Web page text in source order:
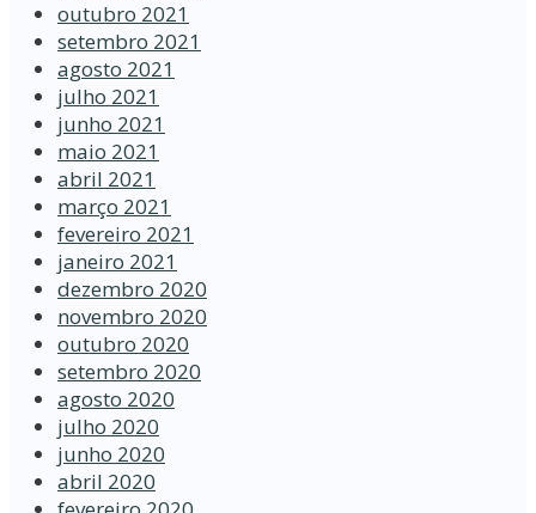
outubro 2021
setembro 2021
agosto 2021
julho 2021
junho 2021
maio 2021
abril 2021
março 2021
fevereiro 2021
janeiro 2021
dezembro 2020
novembro 2020
outubro 2020
setembro 2020
agosto 2020
julho 2020
junho 2020
abril 2020